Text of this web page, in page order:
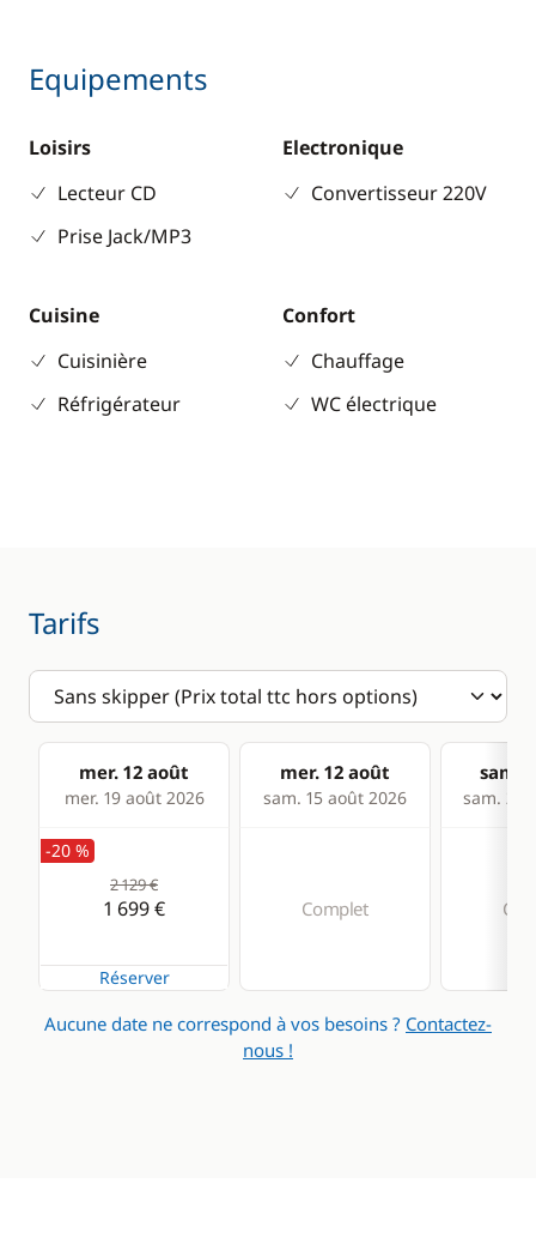
Equipements
Loisirs
Lecteur CD
Prise Jack/MP3
Electronique
Convertisseur 220V
Cuisine
Cuisinière
Réfrigérateur
Confort
Chauffage
WC électrique
Tarifs
mer. 12 août
mer. 19 août 2026
mer. 12 août
sam. 15 août 2026
sam.
sam. 22
-20 %
2 129 €
1 699 €
Réserver
Complet
Aucune date ne correspond à vos besoins ? Contactez-
nous !